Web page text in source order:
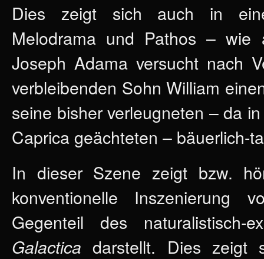
Dies zeigt sich auch in
Melodrama und Pathos – wie
Joseph Adama versucht nach
verbleibenden Sohn William
seine bisher verleugneten – da
Caprica geächteten – bäuerlich-
In dieser Szene zeigt bzw.
konventionelle Inszenierung
Gegenteil des
Galactica darstellt. Dies zeigt